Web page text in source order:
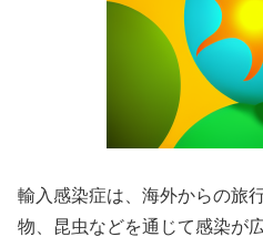
輸入感染症は、海外からの旅
物、昆虫などを通じて感染が